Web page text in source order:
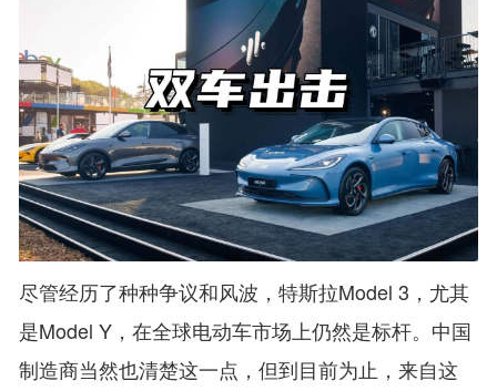
尽管经历了种种争议和风波，特斯拉Model 3，尤其
是Model Y，在全球电动车市场上仍然是标杆。中国
制造商当然也清楚这一点，但到目前为止，来自这